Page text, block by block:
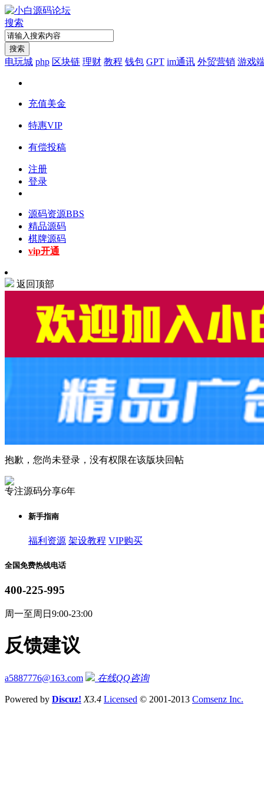
搜索
搜索
电玩城 php 区块链 理财 教程 钱包 GPT im通讯 外贸营销 游戏
充值美金
特惠VIP
有偿投稿
注册
登录
源码资源BBS
精品源码
棋牌源码
vip开通
返回顶部
抱歉，您尚未登录，没有权限在该版块回帖
专注源码分享6年
新手指南
福利资源 架设教程 VIP购买
全国免费热线电话
400-225-995
周一至周日9:00-23:00
反馈建议
a5887776@163.com 在线QQ咨询
Powered by Discuz! X3.4 Licensed © 2001-2013 Comsenz Inc.